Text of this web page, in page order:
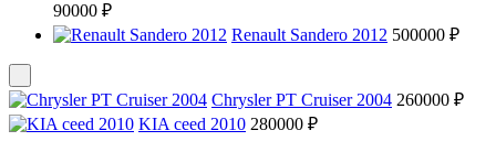
90000 ₽
Renault Sandero 2012 500000 ₽
Chrysler PT Cruiser 2004 260000 ₽
KIA ceed 2010 280000 ₽